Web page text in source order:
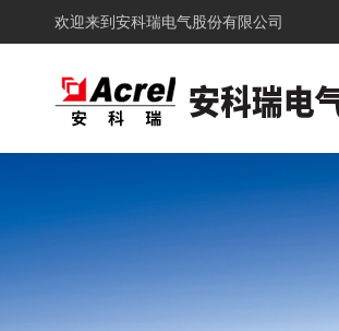
欢迎来到 安科瑞电气股份有限公司